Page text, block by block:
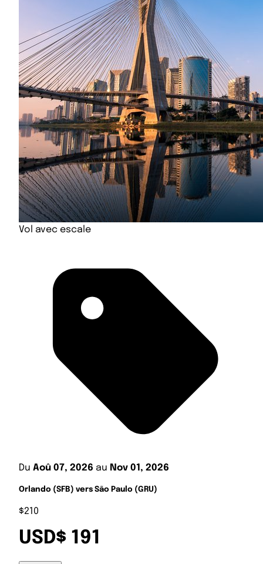
Vol avec escale
Du Aoû 07, 2026 au Nov 01, 2026
Orlando (SFB) vers São Paulo (GRU)
$210
USD$ 191